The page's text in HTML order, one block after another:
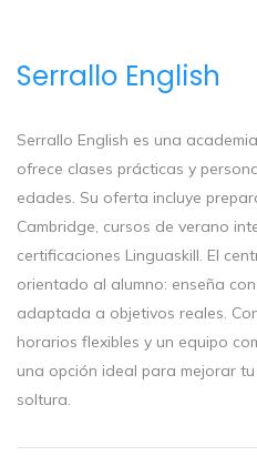
Serrallo English
Serrallo English es una
ofrece clases prácticas y
edades. Su oferta incluye
Cambridge, cursos de verano
certificaciones Linguaskill. El
orientado al alumno: enseña
adaptada a objetivos reales.
horarios flexibles y un equipo
una opción ideal para mejorar
soltura.